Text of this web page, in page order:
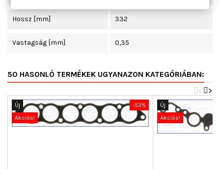
Hossz [mm] 332
Vastagság [mm] 0,35
50 HASONLÓ TERMÉKEK UGYANAZON KATEGÓRIÁBAN:
>
<
-53%
Új
Akciós!
Új
Akciós!